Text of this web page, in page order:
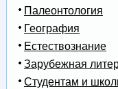
Палеонтология
География
Естествознание
Зарубежная
Студентам и